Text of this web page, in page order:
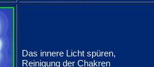
Das innere Licht spüren,
Reinigung der Chakren